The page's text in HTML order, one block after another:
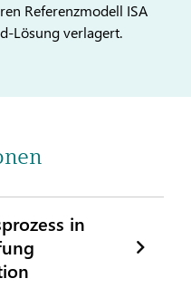
Referenzmodell ISA
Lösung verlagert.
in